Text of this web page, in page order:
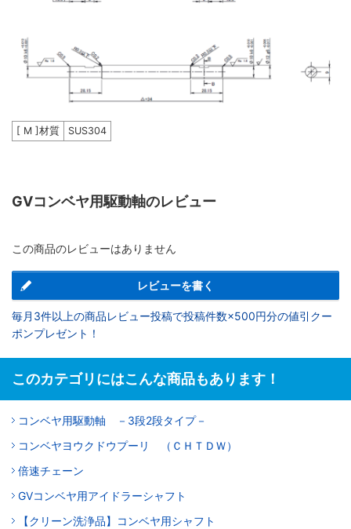
[ M ]材質 SUS304
GVコンベヤ用駆動軸のレビュー
この商品のレビューはありません
レビューを書く
毎月3件以上の商品レビュー投稿で投稿件数×500円分の値引クー
ポンプレゼント！
このカテゴリにはこんな商品もあります！
コンベヤ用駆動軸 －3段2段タイプ－
コンベヤヨウクドウプーリ （ＣＨＴＤＷ）
倍速チェーン
GVコンベヤ用アイドラーシャフト
【クリーン洗浄品】コンベヤ用シャフト